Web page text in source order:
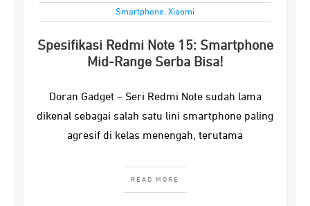
Smartphone, Xiaomi
Spesifikasi Redmi Note 15: Smartphone
Mid-Range Serba Bisa!
Doran Gadget – Seri Redmi Note sudah lama
dikenal sebagai salah satu lini smartphone paling
agresif di kelas menengah, terutama
READ MORE